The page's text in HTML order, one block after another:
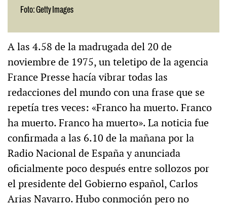
Foto: Getty Images
A las 4.58 de la madrugada del 20 de
noviembre de 1975, un teletipo de la agencia
France Presse hacía vibrar todas las
redacciones del mundo con una frase que se
repetía tres veces: «Franco ha muerto. Franco
ha muerto. Franco ha muerto». La noticia fue
confirmada a las 6.10 de la mañana por la
Radio Nacional de España y anunciada
oficialmente poco después entre sollozos por
el presidente del Gobierno español, Carlos
Arias Navarro. Hubo conmoción pero no